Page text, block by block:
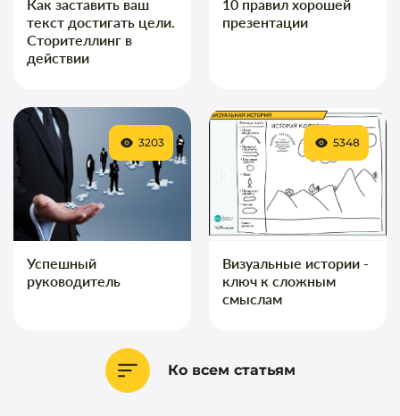
Как заставить ваш
текст достигать цели.
Сторителлинг в
действии
10 правил хорошей
презентации
Успешный
руководитель
3203
Визуальные истории -
ключ к сложным
смыслам
5348
Ко всем статьям